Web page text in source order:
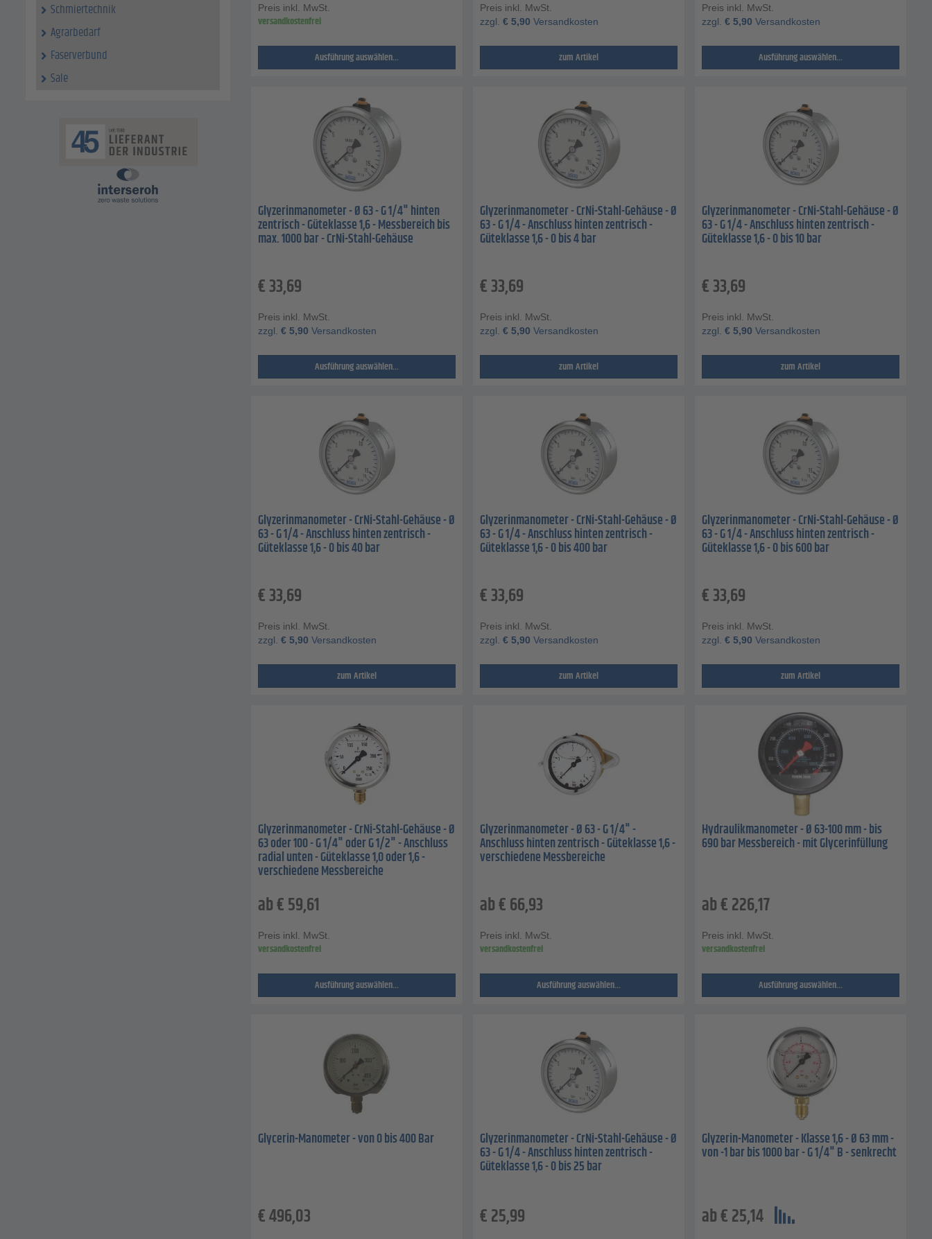
Schmiertechnik
Agrarbedarf
Faserverbund
Sale
Preis inkl. MwSt.
versandkostenfrei
Ausführung auswählen...
Preis inkl. MwSt.
zzgl. € 5,90 Versandkosten
zum Artikel
Preis inkl. MwSt.
zzgl. € 5,90 Versandkosten
Ausführung auswählen...
Glyzerinmanometer - Ø 63 - G 1/4" hinten
zentrisch - Güteklasse 1,6 - Messbereich bis
max. 1000 bar - CrNi-Stahl-Gehäuse
€33,69
Preis inkl. MwSt.
zzgl. € 5,90 Versandkosten
Ausführung auswählen...
Glyzerinmanometer - CrNi-Stahl-Gehäuse - Ø
63 - G 1/4 - Anschluss hinten zentrisch -
Güteklasse 1,6 - 0 bis 4 bar
€33,69
Preis inkl. MwSt.
zzgl. € 5,90 Versandkosten
zum Artikel
Glyzerinmanometer - CrNi-Stahl-Gehäuse - Ø
63 - G 1/4 - Anschluss hinten zentrisch -
Güteklasse 1,6 - 0 bis 10 bar
€33,69
Preis inkl. MwSt.
zzgl. € 5,90 Versandkosten
zum Artikel
Glyzerinmanometer - CrNi-Stahl-Gehäuse - Ø
63 - G 1/4 - Anschluss hinten zentrisch -
Güteklasse 1,6 - 0 bis 40 bar
€33,69
Preis inkl. MwSt.
zzgl. € 5,90 Versandkosten
zum Artikel
Glyzerinmanometer - CrNi-Stahl-Gehäuse - Ø
63 - G 1/4 - Anschluss hinten zentrisch -
Güteklasse 1,6 - 0 bis 400 bar
€33,69
Preis inkl. MwSt.
zzgl. € 5,90 Versandkosten
zum Artikel
Glyzerinmanometer - CrNi-Stahl-Gehäuse - Ø
63 - G 1/4 - Anschluss hinten zentrisch -
Güteklasse 1,6 - 0 bis 600 bar
€33,69
Preis inkl. MwSt.
zzgl. € 5,90 Versandkosten
zum Artikel
Glyzerinmanometer - CrNi-Stahl-Gehäuse - Ø
63 oder 100 - G 1/4" oder G 1/2" - Anschluss
radial unten - Güteklasse 1,0 oder 1,6 -
verschiedene Messbereiche
ab€59,61
Preis inkl. MwSt.
versandkostenfrei
Ausführung auswählen...
Glyzerinmanometer - Ø 63 - G 1/4" -
Anschluss hinten zentrisch - Güteklasse 1,6 -
verschiedene Messbereiche
ab€66,93
Preis inkl. MwSt.
versandkostenfrei
Ausführung auswählen...
Hydraulikmanometer - Ø 63-100 mm - bis
690 bar Messbereich - mit Glycerinfüllung
ab€226,17
Preis inkl. MwSt.
versandkostenfrei
Ausführung auswählen...
Glycerin-Manometer - von 0 bis 400 Bar
€496,03
Glyzerinmanometer - CrNi-Stahl-Gehäuse - Ø
63 - G 1/4 - Anschluss hinten zentrisch -
Güteklasse 1,6 - 0 bis 25 bar
€25,99
Glyzerin-Manometer - Klasse 1,6 - Ø 63 mm -
von -1 bar bis 1000 bar - G 1/4" B - senkrecht
ab€25,14